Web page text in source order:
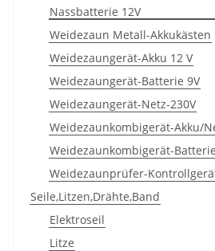
Nassbatterie 12V
Weidezaun Metall-Akkukästen
Weidezaungerät-Akku 12 V
Weidezaungerät-Batterie 9V
Weidezaungerät-Netz-230V
Weidezaunkombigerät-Akku/
Weidezaunkombigerät-
Weidezaunprüfer-
Seile,Litzen,Drähte,Band
Elektroseil
Litze